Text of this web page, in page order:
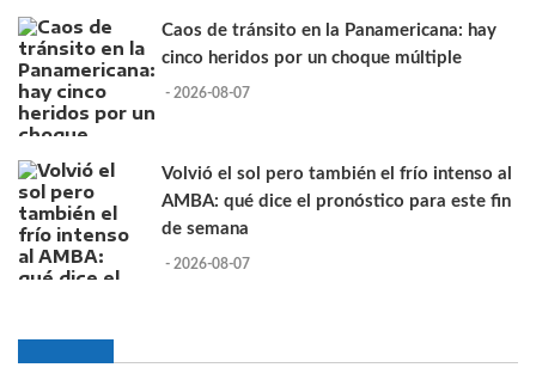
Caos de tránsito en la Panamericana: hay
cinco heridos por un choque múltiple
- 2026-08-07
Volvió el sol pero también el frío intenso al
AMBA: qué dice el pronóstico para este fin
de semana
- 2026-08-07